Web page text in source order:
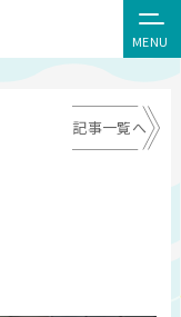
MENU
記事一覧へ